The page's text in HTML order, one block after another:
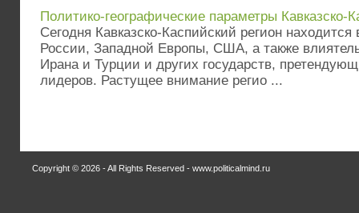
Политико-географические параметры Кавказско-
Сегодня Кавказско-Каспийский регион
России, Западной Европы, США, а также
Ирана и Турции и других государств,
лидеров. Растущее внимание регио ...
Copyright © 2026 - All Rights Reserved - www.politicalmind.ru